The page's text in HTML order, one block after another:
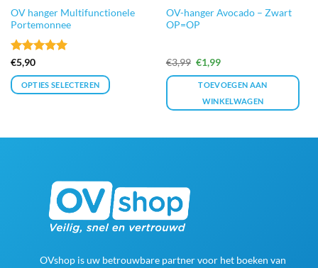
OV hanger Multifunctionele
Portemonnee
Gewaardeerd
5uit 5
€5,90
OPTIES SELECTEREN
OV-hanger Avocado – Zwart
OP=OP
€3,99 Oorspronkelijke
prijs
was:
€3,99.
€1,99Huidige
is:
€1,99.
TOEVOEGEN AAN
WINKELWAGEN
OVshop is uw betrouwbare partner voor het boeken van